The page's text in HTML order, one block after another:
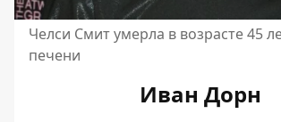
Челси Смит умерла в возрасте 45
печени
Иван Дорн